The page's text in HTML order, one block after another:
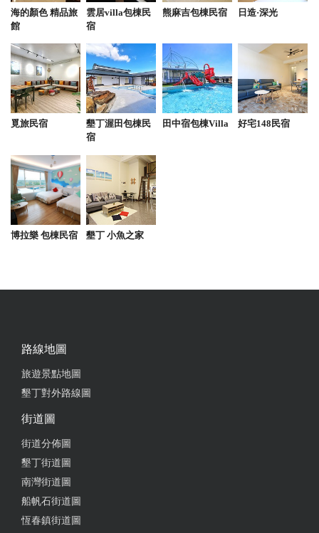
羊肉燴飯
from google
整體雖說好吃 但細品會覺得 麵其實換細黃麵會更好
吃 羊肉部分極少 下次真的沒東西吃 才會再回來吃
看恆春鎮美食推薦來的，個人覺得還不錯
過期烏龍茶事件發生在板娘剛轉接手他兒子 過期還不
海的顏色 精品旅
館
雲居villa包棟民
宿
熊麻吉包棟民宿 日造·深光
覓旅民宿
墾丁渥田包棟民
宿
田中宿包棟Villa 好宅148民宿
博拉樂 包棟民宿 墾丁 小魚之家
路線地圖
旅遊景點地圖
墾丁對外路線圖
街道圖
街道分佈圖
墾丁街道圖
南灣街道圖
船帆石街道圖
恆春鎮街道圖